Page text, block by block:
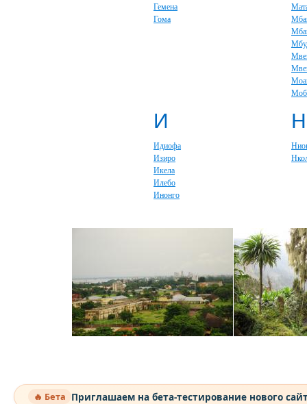
Гемена
Гома
И
Идиофа
Изиро
Икела
Илебо
Инонго
Н
🔥 Бета Приглашаем на бета-тестирование нового